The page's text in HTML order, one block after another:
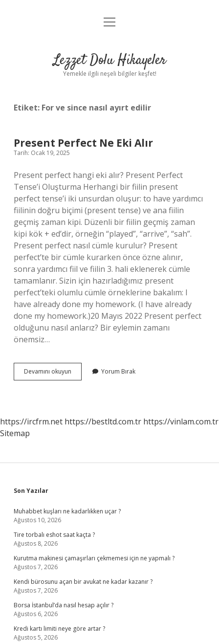
Anasayfa
Yasal Uyarı
menüyü
Lezzet Dolu Hikayeler
Yemekle ilgili neşeli bilgiler keşfet!
Etiket: For ve since nasıl ayırt edilir
Present Perfect Ne Eki Alır
Tarih: Ocak 19, 2025
Present perfect hangi eki alır? Present Perfect
Tense’i Oluşturma Herhangi bir fiilin present
perfect tense’i iki unsurdan oluşur: to have yardımcı
fiilinin doğru biçimi (present tense) ve ana fiilin
geçmiş zaman kipi. Düzenli bir fiilin geçmiş zaman
kipi kök + ed’dir, örneğin “played”, “arrive”, “sah”.
Present perfect nasıl cümle kurulur? Present
perfect’te bir cümle kurarken önce özne alınır,
sonra yardımcı fiil ve fiilin 3. hali eklenerek cümle
tamamlanır. Sizin için hazırladığımız present
perfect’teki olumlu cümle örneklerine bakalım: I
have already done my homework. (I have already
done my homework.)20 Mayıs 2022 Present perfect
olduğunu nasıl anlarız? Bir eylemin zamanı
önemsiz…
Devamını okuyun
Perfect
Yorum Bırak
https://ircfrm.net https://bestltd.com.tr https://vinlam.com.tr
Sitemap
Sidebar
Son Yazılar
Muhabbet kuşları ne kadarlıkken uçar ?
Ağustos 10, 2026
Tire torbalı eshot saat kaçta ?
Ağustos 8, 2026
Kurutma makinesi çamaşırları çekmemesi için ne yapmalı ?
Ağustos 7, 2026
Kendi bürosunu açan bir avukat ne kadar kazanır ?
Ağustos 7, 2026
Borsa İstanbul’da nasıl hesap açılır ?
Ağustos 6, 2026
Kredi kartı limiti neye göre artar ?
Ağustos 5, 2026